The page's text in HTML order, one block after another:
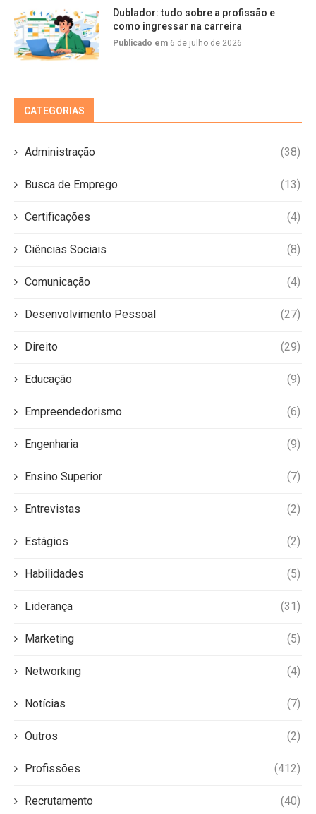
Dublador: tudo sobre a profissão e
como ingressar na carreira
Publicado em 6 de julho de 2026
CATEGORIAS
Administração (38)
Busca de Emprego (13)
Certificações (4)
Ciências Sociais (8)
Comunicação (4)
Desenvolvimento Pessoal (27)
Direito (29)
Educação (9)
Empreendedorismo (6)
Engenharia (9)
Ensino Superior (7)
Entrevistas (2)
Estágios (2)
Habilidades (5)
Liderança (31)
Marketing (5)
Networking (4)
Notícias (7)
Outros (2)
Profissões (412)
Recrutamento (40)